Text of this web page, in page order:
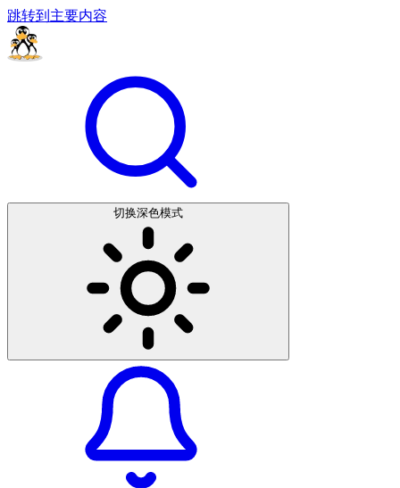
跳转到主要内容
切换深色模式